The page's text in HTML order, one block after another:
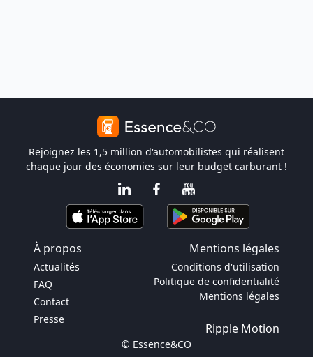
Rejoignez les 1,5 million d'automobilistes qui réalisent
chaque jour des économies sur leur budget carburant !
À propos Mentions légales
Actualités
FAQ
Contact
Presse
Conditions d'utilisation
Politique de confidentialité
Mentions légales
Ripple Motion
© Essence&CO